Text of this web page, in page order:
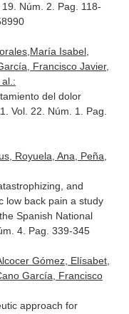
19. Núm. 2. Pag. 118-
Isabel,
Francisco Javier,
del dolor
Vol. 22. Núm. 1. Pag.
Royuela, Ana, Peña,
and
low back pain a study
Spanish National
4. Pag. 339-345
Gómez, Elísabet,
García, Francisco
approach for